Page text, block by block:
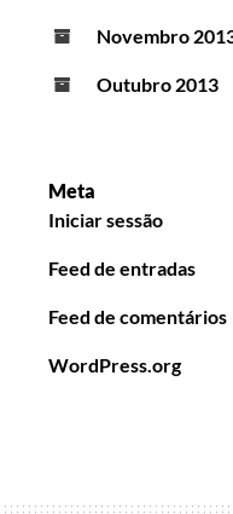
Novembro
Outubro 2013
Meta
Iniciar sessão
Feed de entradas
Feed de comentários
WordPress.org